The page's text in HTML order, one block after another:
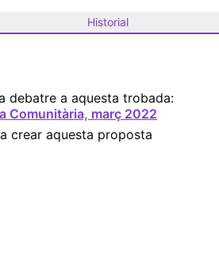
Historial
debatre a aquesta trobada:
Comunitària, març 2022
crear aquesta proposta
comunitaris